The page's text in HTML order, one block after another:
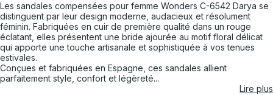
Les sandales compensées pour femme Wonders C-6542 Darya se
distinguent par leur design moderne, audacieux et résolument
féminin. Fabriquées en cuir de première qualité dans un rouge
éclatant, elles présentent une bride ajourée au motif floral délicat
qui apporte une touche artisanale et sophistiquée à vos tenues
estivales.
Conçues et fabriquées en Espagne, ces sandales allient
parfaitement style, confort et légèreté...
Lire plus